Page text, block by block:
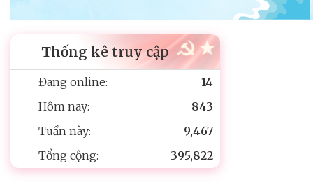
Thống kê truy cập
Đang online:
14
Hôm nay:
843
Tuần này:
9,467
Tổng cộng:
395,822